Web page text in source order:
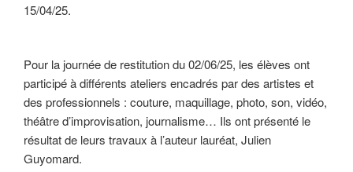
15/04/25.
Pour la journée de restitution du 02/06/25, les élèves ont
participé à différents ateliers encadrés par des artistes et
des professionnels : couture, maquillage, photo, son, vidéo,
théâtre d’improvisation, journalisme… Ils ont présenté le
résultat de leurs travaux à l’auteur lauréat, Julien
Guyomard.